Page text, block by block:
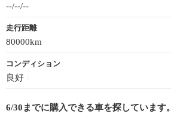
--/--/--
走行距離
80000km
コンディション
良好
6/30までに購入できる車を探しています。